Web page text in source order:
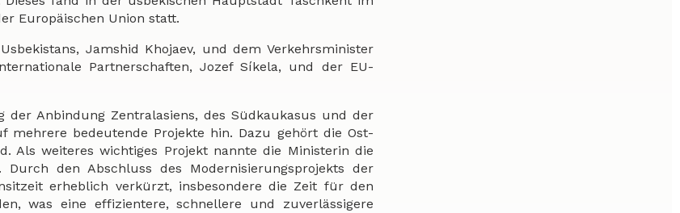
Europäischen Union statt.
Jamshid Khojaev, und dem Verkehrsminister
Partnerschaften, Jozef Síkela, und der EU-
Anbindung Zentralasiens, des Südkaukasus und der
mehrere bedeutende Projekte hin. Dazu gehört die Ost-
Als weiteres wichtiges Projekt nannte die Ministerin die
den Abschluss des Modernisierungsprojekts der
erheblich verkürzt, insbesondere die Zeit für den
was eine effizientere, schnellere und zuverlässigere